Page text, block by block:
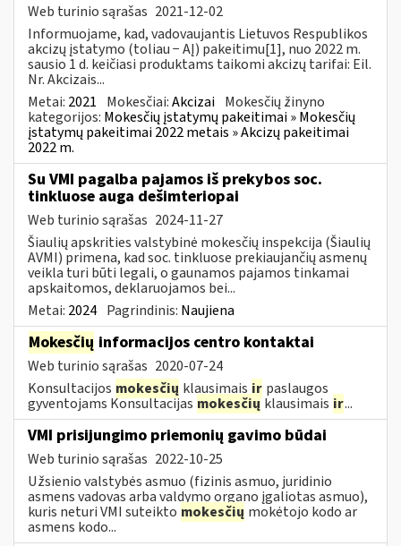
Web turinio sąrašas 2021-12-02
Informuojame, kad, vadovaujantis Lietuvos Respublikos
akcizų įstatymo (toliau − AĮ) pakeitimu[1], nuo 2022 m.
sausio 1 d. keičiasi produktams taikomi akcizų tarifai: Eil.
Nr. Akcizais...
Metai: 2021 Mokesčiai:Akcizai Mokesčių žinyno
kategorijos: Mokesčių įstatymų pakeitimai » Mokesčių
įstatymų pakeitimai 2022 metais » Akcizų pakeitimai
2022 m.
Su VMI pagalba pajamos iš prekybos soc.
tinkluose auga dešimteriopai
Web turinio sąrašas 2024-11-27
Šiaulių apskrities valstybinė mokesčių inspekcija (Šiaulių
AVMI) primena, kad soc. tinkluose prekiaujančių asmenų
veikla turi būti legali, o gaunamos pajamos tinkamai
apskaitomos, deklaruojamos bei...
Metai: 2024 Pagrindinis: Naujiena
Mokesčių informacijos centro kontaktai
Web turinio sąrašas 2020-07-24
Konsultacijos mokesčių klausimais ir paslaugos
gyventojams Konsultacijas mokesčiųklausimais ir...
VMI prisijungimo priemonių gavimo būdai
Web turinio sąrašas 2022-10-25
Užsienio valstybės asmuo (fizinis asmuo, juridinio
asmens vadovas arba valdymo organo įgaliotas asmuo),
kuris neturi VMI suteikto mokesčių mokėtojo kodo ar
asmens kodo...